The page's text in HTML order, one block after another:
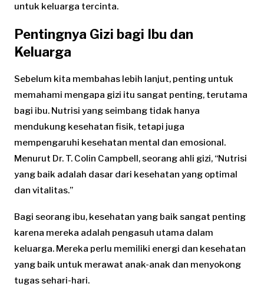
untuk keluarga tercinta.
Pentingnya Gizi bagi Ibu dan
Keluarga
Sebelum kita membahas lebih lanjut, penting untuk
memahami mengapa gizi itu sangat penting, terutama
bagi ibu. Nutrisi yang seimbang tidak hanya
mendukung kesehatan fisik, tetapi juga
mempengaruhi kesehatan mental dan emosional.
Menurut Dr. T. Colin Campbell, seorang ahli gizi, “Nutrisi
yang baik adalah dasar dari kesehatan yang optimal
dan vitalitas.”
Bagi seorang ibu, kesehatan yang baik sangat penting
karena mereka adalah pengasuh utama dalam
keluarga. Mereka perlu memiliki energi dan kesehatan
yang baik untuk merawat anak-anak dan menyokong
tugas sehari-hari.